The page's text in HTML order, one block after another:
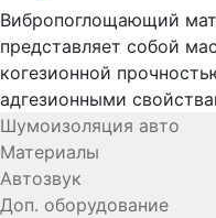
Вибропоглощающий
представляет собой
когезионной
адгезионными
Шумоизоляция авто
Материалы
Автозвук
Доп. оборудование